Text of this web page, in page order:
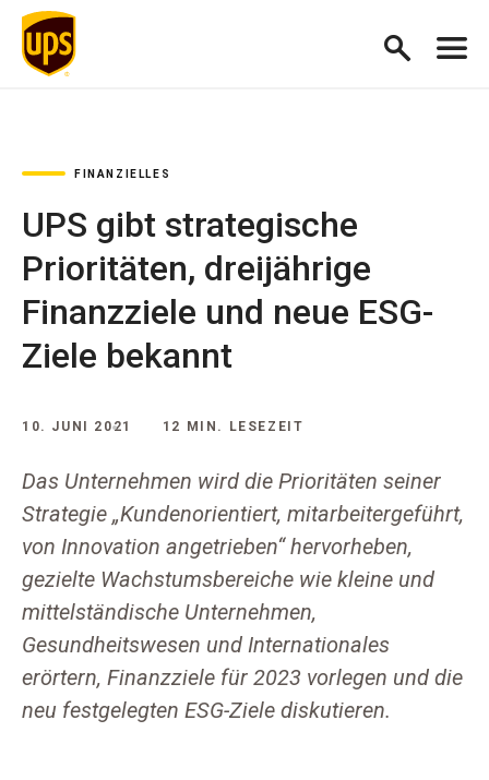
FINANZIELLES
UPS gibt strategische
Prioritäten, dreijährige
Finanzziele und neue ESG-
Ziele bekannt
10. JUNI 2021 12 MIN. LESEZEIT
Das Unternehmen wird die Prioritäten seiner
Strategie „Kundenorientiert, mitarbeitergeführt,
von Innovation angetrieben“ hervorheben,
gezielte Wachstumsbereiche wie kleine und
mittelständische Unternehmen,
Gesundheitswesen und Internationales
erörtern, Finanzziele für 2023 vorlegen und die
neu festgelegten ESG-Ziele diskutieren.